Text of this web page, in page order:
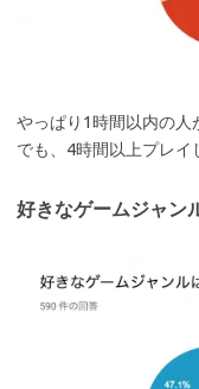
やっぱり1時間以内の人
でも、4時間以上プレ
好きなゲームジャン